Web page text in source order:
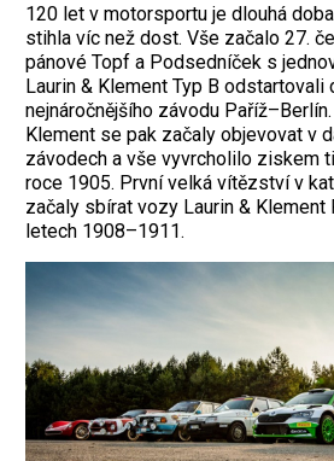
120 let v motorsportu je dlouhá
stihla víc než dost. Vše začalo 27.
pánové Topf a Podsedníček s
Laurin & Klement Typ B odstartovali
nejnáročnějšího závodu
Klement se pak začaly objevovat v
závodech a vše vyvrcholilo ziskem
roce 1905. První velká vítězství v
začaly sbírat vozy Laurin & Klement
letech 1908–1911.